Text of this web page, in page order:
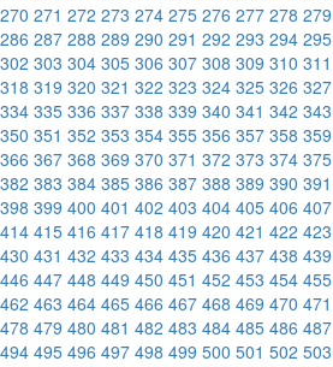
270 271 272 273 274 275 276 277 278 279
286 287 288 289 290 291 292 293 294 295
302 303 304 305 306 307 308 309 310 311
318 319 320 321 322 323 324 325 326 327
334 335 336 337 338 339 340 341 342 343
350 351 352 353 354 355 356 357 358 359
366 367 368 369 370 371 372 373 374 375
382 383 384 385 386 387 388 389 390 391
398 399 400 401 402 403 404 405 406 407
414 415 416 417 418 419 420 421 422 423
430 431 432 433 434 435 436 437 438 439
446 447 448 449 450 451 452 453 454 455
462 463 464 465 466 467 468 469 470 471
478 479 480 481 482 483 484 485 486 487
494 495 496 497 498 499 500 501 502 503